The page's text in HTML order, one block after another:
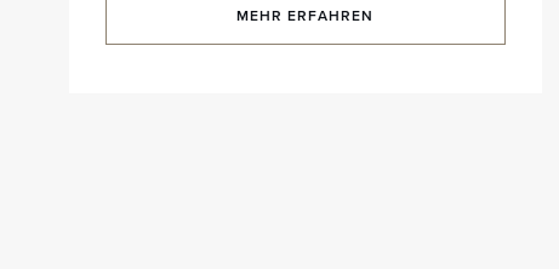
MEHR ERFAHREN